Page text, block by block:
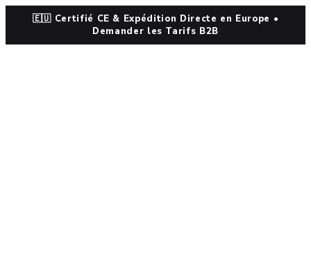
🇪🇺 Certifié CE & Expédition Directe en Europe •
Demander les Tarifs B2B